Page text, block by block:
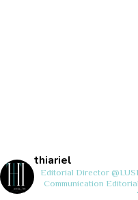
thiariel
Editorial Director
Communication